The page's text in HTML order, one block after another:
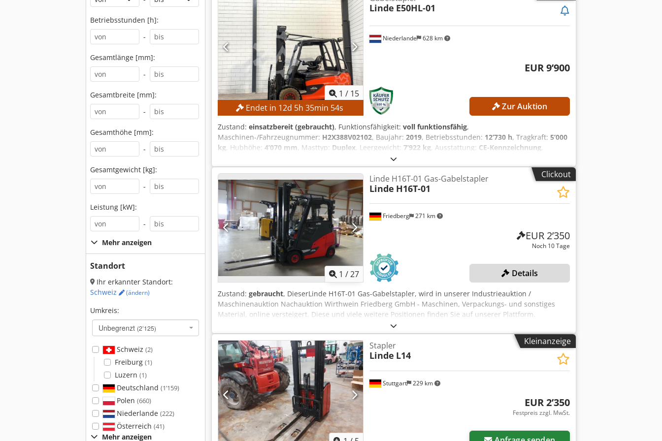
Betriebsstunden [h]:
-
Gesamtlänge [mm]:
-
Gesamtbreite [mm]:
-
Gesamthöhe [mm]:
-
Gesamtgewicht [kg]:
-
Leistung [kW]:
-
Mehr anzeigen
Standort
Ihr erkannter Standort:
Schweiz
(ändern)
Umkreis:
Unbegrenzt (2’125)
Schweiz (2)
Freiburg (1)
Luzern (1)
Deutschland (1’159)
Polen (660)
Niederlande (222)
Österreich (41)
Mehr anzeigen
SL13385SLO
1 / 15
Endet in 12d 5h 35min 51s
Niederlande 628 km
Linde E50HL-01
EUR 9’900
Zur Auktion
Zustand: einsatzbereit (gebraucht), Funktionsfähigkeit: voll funktionsfähig,
Maschinen-/Fahrzeugnummer: H2X388V02102, Baujahr: 2019, Betriebsstunden: 12’730 h, Tragkraft: 5’000
kg, Hubhöhe: 4’070 mm, Masttyp: Duplex, Leergewicht: 7’922 kg, Ausstattung: CE-Kennzeichnung,
TECHNISCHE DETAILS Hubkapazität: 5.000 kg Hubhöhe: 4.070 mm Durchfahrtshöhe: 2.800 mm
Gabelabmessungen: 1.150 × 570 mm Codjzrmlujpfx Aarerf MASCHINEN-DETAILS Mast: Duplex Batterietyp:
6PzS930 Baujahr Batterie: 2023 Batteriekapazität: 930 Ah Batteriespannung: 80 V Abmessungen und
Gewicht Transportmaße (L × B × H): 3.000 × 1.450 × 2.800 mm Leergewicht: 7.922 kg Anzahl Räder: 4
Betriebsstunden: 12.730 h AUSSTATTUNG Seitenverschiebung 4-fach-Gabelspreizer Nicht markierende
Reifen Arbeitsscheinwerfer CE-Kennzeichnung
Clickout
1 /27
Friedberg 271 km
Linde H16T-01 Gas-Gabelstapler
Linde H16T-01
EUR 2’350
Noch 10 Tage
Details
Zustand: gebraucht, DieserLinde H16T-01 Gas-Gabelstapler, wird in unserer Industrieauktion /
Maschinenauktion Nachauktion Wirthwein Friedberg GmbH - Maschinen, Verpackungs- und sonstiges
Material, online versteigert. Diese und viele weitere Positionen finden Sie auf unserer Plattform.
Kleinanzeige
Stuttgart 229 km
Stapler
Linde L14
EUR 2’350
Festpreis zzgl. MwSt.